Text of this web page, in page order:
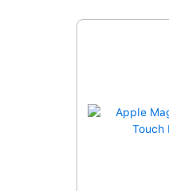
Produktgalerie überspringen